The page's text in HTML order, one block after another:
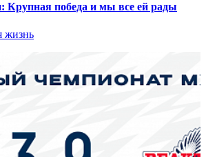
Крупная победа и мы все ей рады
жизнь